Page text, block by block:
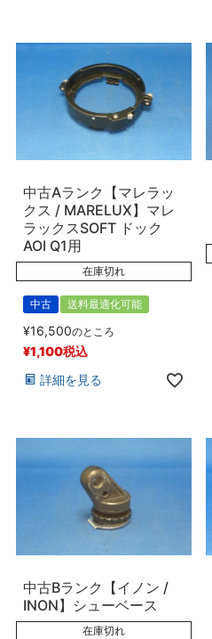
中古Aランク【マレラッ
クス / MARELUX】マレ
ラックスSOFT ドック
AOI Q1用
在庫切れ
中古 送料最適化可能
¥16,500のところ
¥1,100税込
詳細を見る
中古Bランク【イノン /
INON】シューベース
在庫切れ